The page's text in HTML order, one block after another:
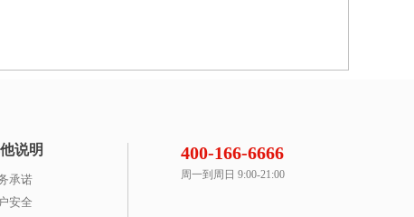
说明
承诺
安全
400-166-6666
周一到周日 9:00-21:00